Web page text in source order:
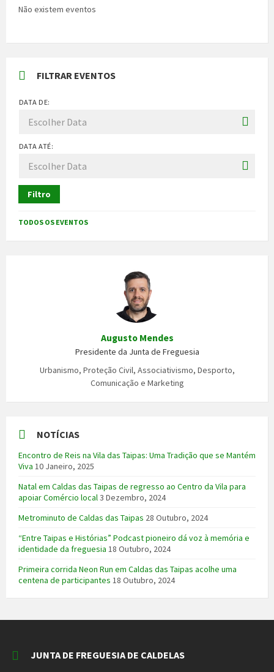
Não existem eventos
FILTRAR EVENTOS
DATA DE:
DATA ATÉ:
Filtro
TODOS OS EVENTOS
Augusto Mendes
Presidente da Junta de Freguesia
Urbanismo, Proteção Civil, Associativismo, Desporto,
Comunicação e Marketing
NOTÍCIAS
Encontro de Reis na Vila das Taipas: Uma Tradição que se Mantém
Viva 10 Janeiro, 2025
Natal em Caldas das Taipas de regresso ao Centro da Vila para
apoiar Comércio local3 Dezembro, 2024
Metrominuto de Caldas das Taipas 28 Outubro, 2024
“Entre Taipas e Histórias” Podcast pioneiro dá voz à memória e
identidade da freguesia 18 Outubro, 2024
Primeira corrida Neon Run em Caldas das Taipas acolhe uma
centena de participantes 18 Outubro, 2024
JUNTA DE FREGUESIA DE CALDELAS